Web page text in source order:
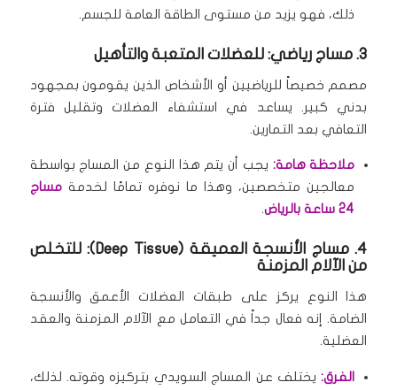
ذلك، فهو يزيد من مستوى الطاقة العامة للجسم.
3. مساج رياضي: للعضلات المتعبة والتأهيل
مصمم خصيصاً للرياضيين أو الأشخاص الذين يقومون بمجهود
بدني كبير. يساعد في استشفاء العضلات وتقليل فترة
التعافي بعد التمارين.
ملاحظة هامة: يجب أن يتم هذا النوع من المساج بواسطة
معالجين متخصصين، وهذا ما نوفره تمامًا لخدمةمساج
24 ساعة بالرياض
.
4. مساج الأنسجة العميقة (Deep Tissue): للتخلص
من الآلام المزمنة
هذا النوع يركز على طبقات العضلات الأعمق والأنسجة
الضامة. إنه فعال جداً في التعامل مع الآلام المزمنة والعقد
العضلية.
الفرق:يختلف عن المساج السويدي بتركيزه وقوته. لذلك،